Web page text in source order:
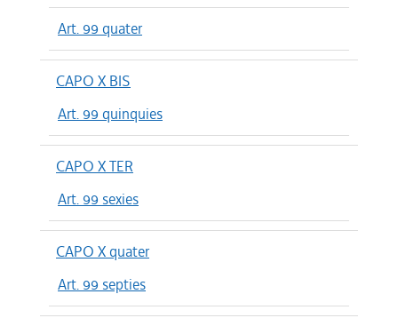
Art. 99 quater
CAPO X BIS
Art. 99 quinquies
CAPO X TER
Art. 99 sexies
CAPO X quater
Art. 99 septies